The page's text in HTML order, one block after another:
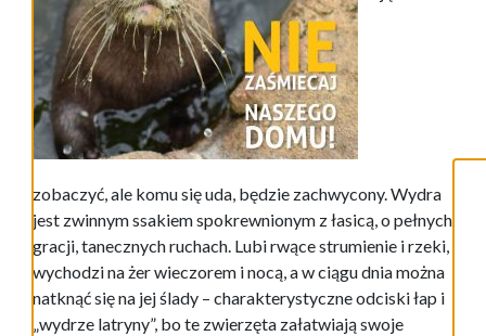
zobaczyć, ale komu się uda, będzie zachwycony. Wydra
jest zwinnym ssakiem spokrewnionym z łasicą, o pełnych
gracji, tanecznych ruchach. Lubi rwące strumienie i rzeki,
wychodzi na żer wieczorem i nocą, a w ciągu dnia można
natknąć się na jej ślady – charakterystyczne odciski łap i
„wydrze latryny”, bo te zwierzęta załatwiają swoje